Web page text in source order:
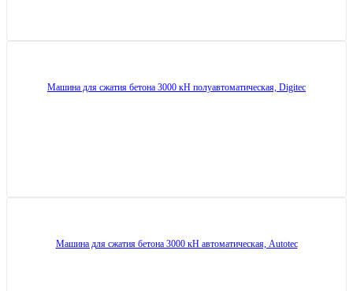
Машина для сжатия бетона 3000 кН полуавтоматическая, Digitec
Машина для сжатия бетона 3000 кН автоматическая, Autotec